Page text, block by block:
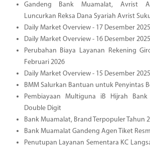
Gandeng Bank Muamalat, Avrist
Luncurkan Reksa Dana Syariah Avrist
Daily Market Overview - 17 Desember 2025
Daily Market Overview - 16 Desember 2025
Perubahan Biaya Layanan Rekening
Februari 2026
Daily Market Overview - 15 Desember 2025
BMM Salurkan Bantuan untuk Penyintas
Pembiayaan Multiguna iB Hijrah
Double Digit
Bank Muamalat, Brand Terpopuler Tahun
Bank Muamalat Gandeng Agen Tiket
Penutupan Layanan Sementara KC